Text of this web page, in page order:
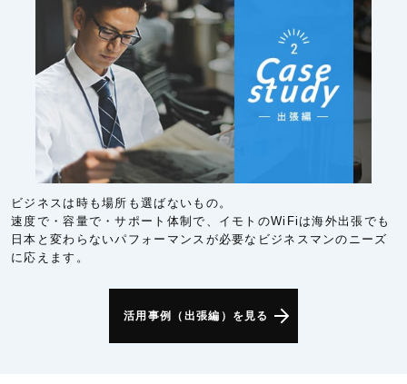
ビジネスは時も場所も選ばないもの。
速度で・容量で・サポート体制で、イモトのWiFiは海外出張でも
日本と変わらないパフォーマンスが必要なビジネスマンのニーズ
に応えます。
活用事例（出張編）を見る